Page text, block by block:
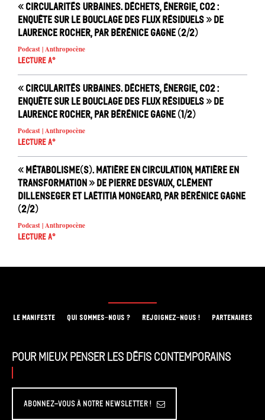
« Circularités urbaines. Déchets, énergie, CO2 :
enquête sur le bouclage des flux résiduels » de
Laurence Rocher, par Bérénice Gagne (2/2)
Podcast | Anthropocène
Lecture A°
« Circularités urbaines. Déchets, énergie, CO2 :
enquête sur le bouclage des flux résiduels » de
Laurence Rocher, par Bérénice Gagne (1/2)
Podcast | Anthropocène
Lecture A°
« Métabolisme(s). Matière en circulation, matière en
transformation » de Pierre Desvaux, Clément
Dillenseger et Laëtitia Mongeard, par Bérénice Gagne
(2/2)
Podcast | Anthropocène
Lecture A°
LE MANIFESTE QUI SOMMES-NOUS ? REJOIGNEZ-NOUS ! PARTENAIRES
Pour mieux penser les défis contemporains
Abonnez-vous à Notre Newsletter !